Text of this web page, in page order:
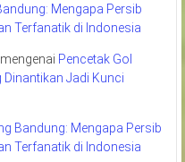
Mengapa Persib
Terfanatik di Indonesia
Pencetak Gol
Jadi Kunci
Bandung: Mengapa Persib
Terfanatik di Indonesia